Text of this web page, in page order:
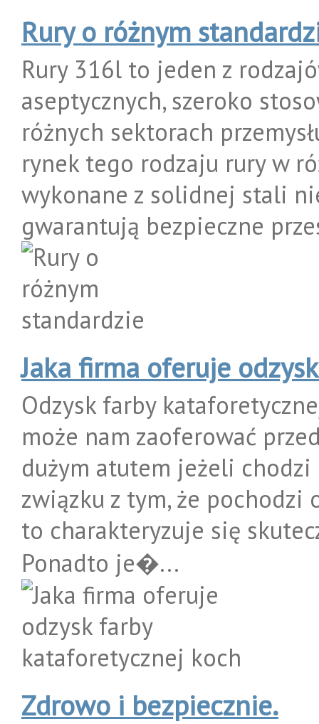
Rury o różnym
Rury 316l to jeden z
aseptycznych, szeroko
różnych sektorach
rynek tego rodzaju rury w
wykonane z solidnej stali
gwarantują bezpieczne
Jaka firma oferuje
Odzysk farby
może nam zaoferować
dużym atutem jeżeli
związku z tym, że
to charakteryzuje się
Ponadto je�...
Zdrowo i bezpiecznie.